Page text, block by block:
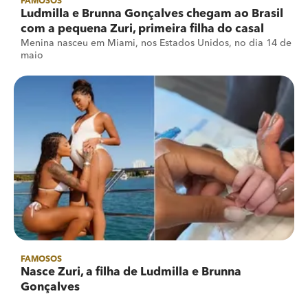
Ludmilla e Brunna Gonçalves chegam ao Brasil
com a pequena Zuri, primeira filha do casal
Menina nasceu em Miami, nos Estados Unidos, no dia 14 de
maio
FAMOSOS
Nasce Zuri, a filha de Ludmilla e Brunna
Gonçalves